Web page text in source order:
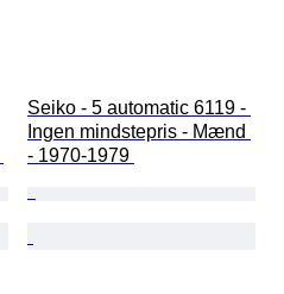
Seiko - 5 automatic 6119 -
Ingen mindstepris - Mænd
- 1970-1979